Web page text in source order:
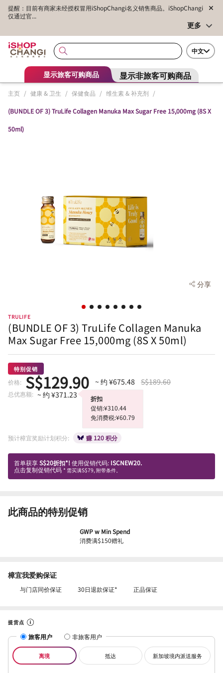
提醒：目前有商家未经授权冒用iShopChangi名义销售商品。iShopChangi
仅通过官...
更多
中文
显示旅客可购商品 显示非旅客可购商品
主页 / 健康 & 卫生 / 保健食品 / 维生素 & 补充剂 /
(BUNDLE OF 3) TruLife Collagen Manuka Max Sugar Free 15,000mg (8S X
50ml)
分享
TRULIFE
(BUNDLE OF 3) TruLife Collagen Manuka
Max Sugar Free 15,000mg (8S X 50ml)
特别促销
价格: S$129.90 ~ 约 ¥675.48 S$189.60
总优惠额: ~ 约 ¥371.23
折扣
促销:¥310.44
免消费税:¥60.79
预计樟宜奖励计划积分: 赚 120 积分
首单获享S$20折扣*! 使用促销代码: ISCNEW20.
点击复制促销代码 * 需买满S$79, 附带条件。
此商品的特别促销
GWP w Min Spend
消费满$150赠礼
樟宜我爱购保证
与门店同价保证 30日退款保证* 正品保证
提货点
旅客用户 非旅客用户
离境 抵达 新加坡境内派送服务